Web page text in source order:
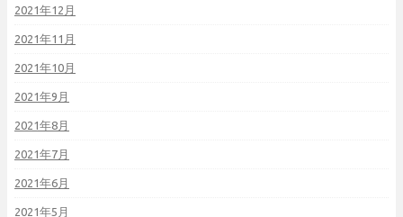
2021年12月
2021年11月
2021年10月
2021年9月
2021年8月
2021年7月
2021年6月
2021年5月